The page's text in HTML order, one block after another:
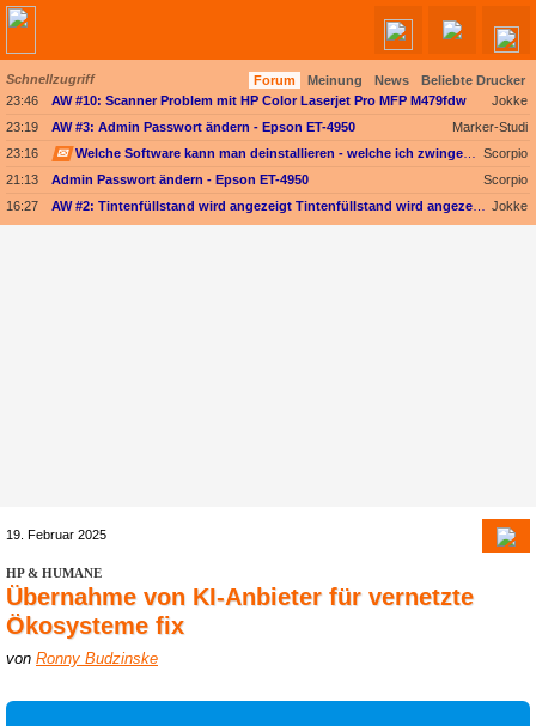
Schnellzugriff Forum Meinung News
Beliebte Drucker
23:46
AW #10: Scanner Problem mit HP Color Laserjet Pro MFP M479fdw
Jokke
23:19
AW #3: Admin Passwort ändern - Epson ET-4950
Marker-Studi
23:16
✉
Scorpio
21:13
Admin Passwort ändern - Epson ET-4950
Scorpio
16:27
Jokke
19. Februar 2025
HP & HUMANE
Übernahme von KI-Anbieter für vernetzte
Ökosysteme fix
von Ronny Budzinske
Angebote werden geladen...